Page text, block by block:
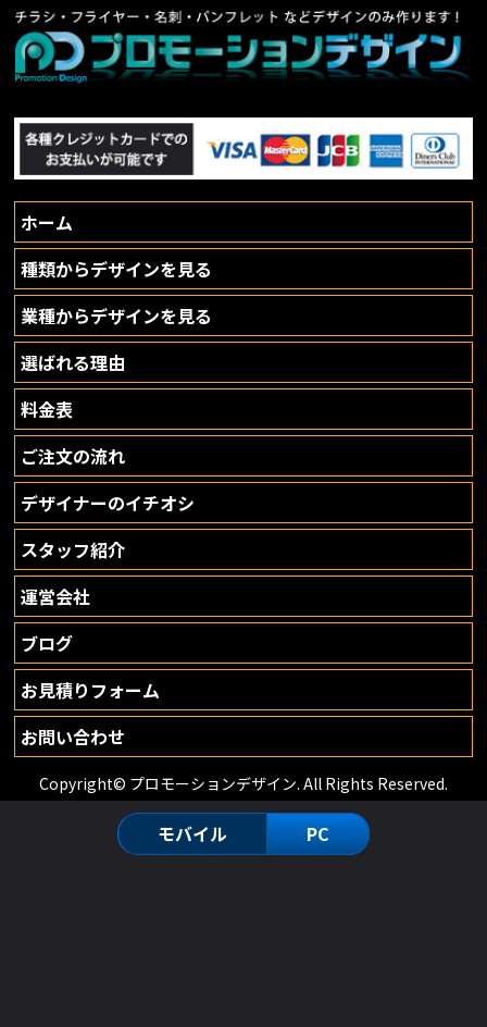
ホーム
種類からデザインを見る
業種からデザインを見る
選ばれる理由
料金表
ご注文の流れ
デザイナーのイチオシ
スタッフ紹介
運営会社
ブログ
お見積りフォーム
お問い合わせ
Copyright© プロモーションデザイン. All Rights Reserved.
モバイル PC